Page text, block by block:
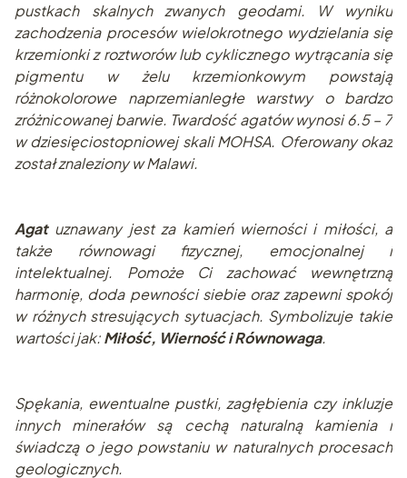
pustkach skalnych zwanych geodami. W wyniku
zachodzenia procesów wielokrotnego wydzielania się
krzemionki z roztworów lub cyklicznego wytrącania się
pigmentu w żelu krzemionkowym powstają
różnokolorowe naprzemianległe warstwy o bardzo
zróżnicowanej barwie. Twardość agatów wynosi 6.5 – 7
w dziesięciostopniowej skali MOHSA. Oferowany okaz
został znaleziony w Malawi.
Agatuznawany jest za kamień wierności i miłości, a
także równowagi fizycznej, emocjonalnej i
intelektualnej. Pomoże Ci zachować wewnętrzną
harmonię, doda pewności siebie oraz zapewni spokój
w różnych stresujących sytuacjach. Symbolizuje takie
wartości jak:Miłość, Wierność i Równowaga.
Spękania, ewentualne pustki, zagłębienia czy inkluzje
innych minerałów są cechą naturalną kamienia i
świadczą o jego powstaniu w naturalnych procesach
geologicznych.